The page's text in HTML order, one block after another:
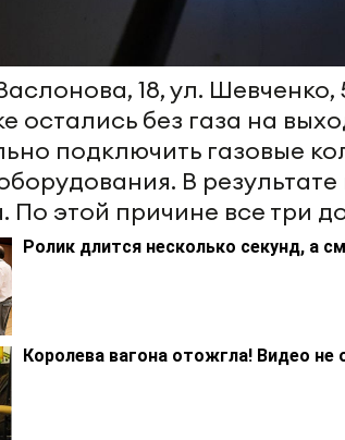
18, ул. Шевченко,
остались без газа на
подключить газовые
В
По этой причине все три
Ролик длится несколько секунд, а
Королева вагона отожгла! Видео